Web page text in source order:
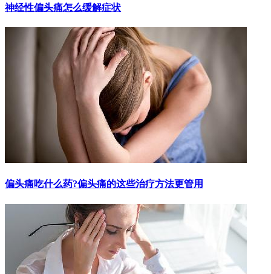
神经性偏头痛怎么缓解症状
偏头痛吃什么药?偏头痛的这些治疗方法更管用